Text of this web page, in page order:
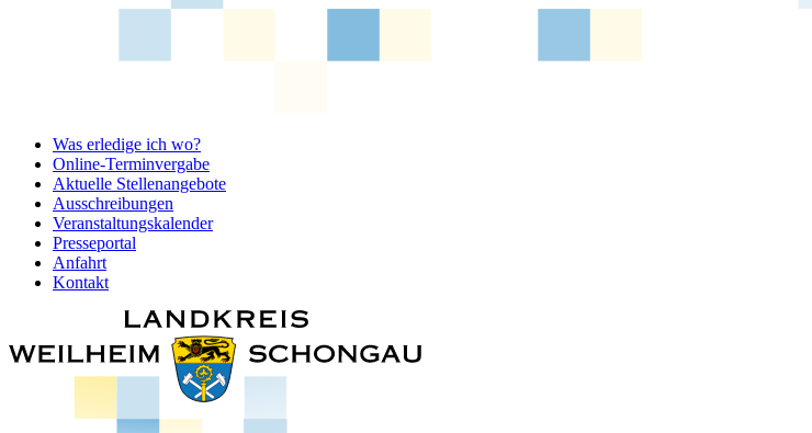
Was erledige ich wo?
Online-Terminvergabe
Aktuelle Stellenangebote
Ausschreibungen
Veranstaltungskalender
Presseportal
Anfahrt
Kontakt